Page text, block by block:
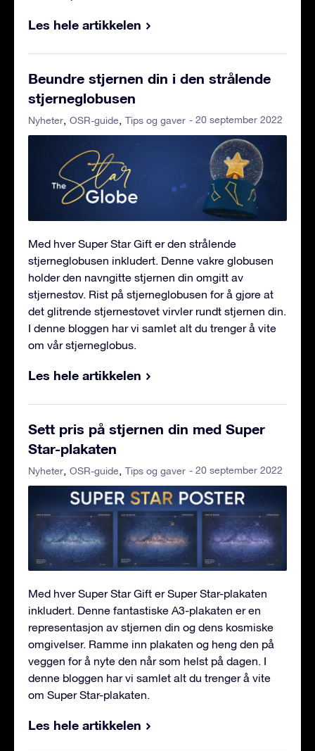
Les hele artikkelen
Beundre stjernen din i den strålende
stjerneglobusen
Nyheter OSR-guide Tips og gaver - 20 september 2022
Med hver Super Star Gift er den strålende
stjerneglobusen inkludert. Denne vakre globusen
holder den navngitte stjernen din omgitt av
stjernestøv. Rist på stjerneglobusen for å gjøre at
det glitrende stjernestøvet virvler rundt stjernen din.
I denne bloggen har vi samlet alt du trenger å vite
om vår stjerneglobus.
Les hele artikkelen
Sett pris på stjernen din med Super
Star-plakaten
Nyheter OSR-guide Tips og gaver - 20 september 2022
Med hver Super Star Gift er Super Star-plakaten
inkludert. Denne fantastiske A3-plakaten er en
representasjon av stjernen din og dens kosmiske
omgivelser. Ramme inn plakaten og heng den på
veggen for å nyte den når som helst på dagen. I
denne bloggen har vi samlet alt du trenger å vite
om Super Star-plakaten.
Les hele artikkelen